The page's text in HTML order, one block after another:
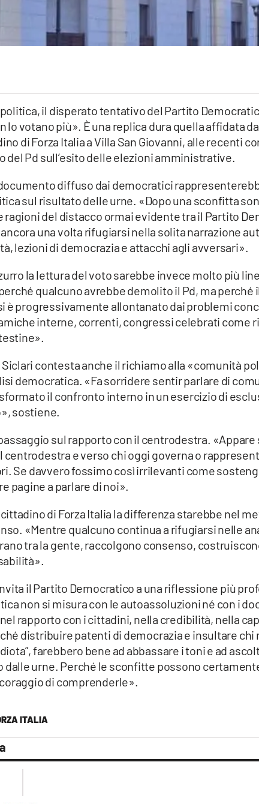
ITALIA
politica, il disperato tentativo del Partito
lo votano più». È una replica dura quella affidata
di Forza Italia a Villa San Giovanni, alle recenti
Pd sull’esito delle elezioni amministrative.
diffuso dai democratici
sul risultato delle urne. «Dopo una sconfitta
del distacco ormai evidente tra il Partito
una volta rifugiarsi nella solita narrazione
lezioni di democrazia e attacchi agli avversari».
la lettura del voto sarebbe invece molto più
qualcuno avrebbe demolito il Pd, ma perché
è progressivamente allontanato dai problemi
interne, correnti, congressi celebrati come
contesta anche il richiamo alla «comunità
democratica. «Fa sorridere sentir parlare di
il confronto interno in un esercizio di
sostiene.
sul rapporto con il centrodestra.
e verso chi oggi governa o
Se davvero fossimo così irrilevanti come
pagine a parlare di noi».
di Forza Italia la differenza starebbe nel
«Mentre qualcuno continua a rifugiarsi nelle
tra la gente, raccolgono consenso,
il Partito Democratico a una riflessione più
non si misura con le autoassoluzioni né con i
rapporto con i cittadini, nella credibilità, nella
distribuire patenti di democrazia e insultare chi
farebbero bene ad abbassare i toni e ad
dalle urne. Perché le sconfitte possono
di comprenderle».